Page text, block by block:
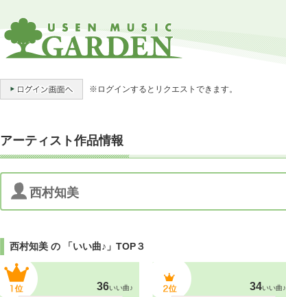
※ログインするとリクエストできます。
アーティスト作品情報
西村知美
西村知美 の 「いい曲♪」TOP３
36いい曲♪ 34いい曲♪